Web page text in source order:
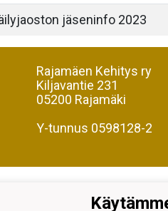
jäseninfo 2023
Rajamäen Kehitys ry
Kiljavantie 231
05200 Rajamäki
Y-tunnus 0598128-2